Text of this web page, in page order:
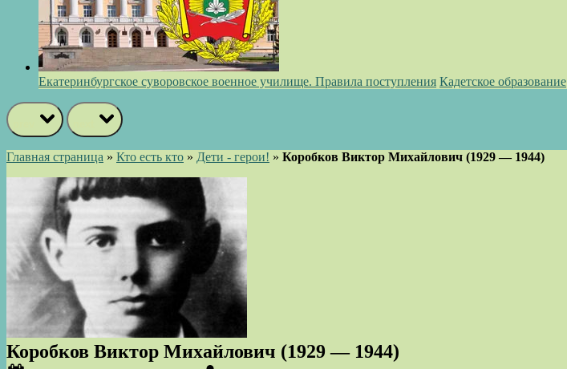
Екатеринбургское суворовское военное училище. Правила поступления Кадетское образование
Главная страница » Кто есть кто » Дети - герои! » Коробков Виктор Михайлович (1929 — 1944)
Коробков Виктор Михайлович (1929 — 1944)